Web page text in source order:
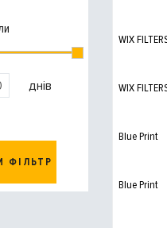
днів
ФІЛЬТР
WIX
WIX
Blue Print
Blue Print